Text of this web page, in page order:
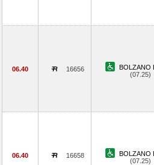
06.40 16656
BOLZANO
(07.25)
06.40 16658
BOLZANO
(07.25)